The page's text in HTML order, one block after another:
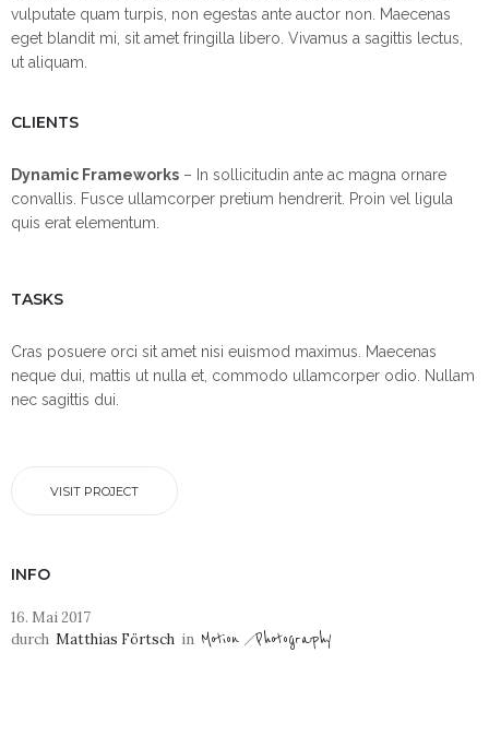
vulputate quam turpis, non egestas ante auctor non. Maecenas
eget blandit mi, sit amet fringilla libero. Vivamus a sagittis lectus,
ut aliquam.
CLIENTS
Dynamic Frameworks – In sollicitudin ante ac magna ornare
convallis. Fusce ullamcorper pretium hendrerit. Proin vel ligula
quis erat elementum.
TASKS
Cras posuere orci sit amet nisi euismod maximus. Maecenas
neque dui, mattis ut nulla et, commodo ullamcorper odio. Nullam
nec sagittis dui.
VISIT PROJECT
INFO
16. Mai 2017
durch Matthias Förtsch in Motion Photography